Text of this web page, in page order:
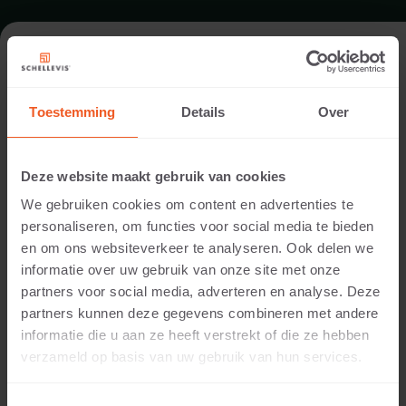
Toestemming Details Over
Deze website maakt gebruik van cookies
We gebruiken cookies om content en advertenties te
personaliseren, om functies voor social media te bieden
en om ons websiteverkeer te analyseren. Ook delen we
informatie over uw gebruik van onze site met onze
partners voor social media, adverteren en analyse. Deze
partners kunnen deze gegevens combineren met andere
informatie die u aan ze heeft verstrekt of die ze hebben
verzameld op basis van uw gebruik van hun services.
OPRIT IN GENDT
Architect:
Locatie:
Gendt
Toepassing:
Oprit
Fotografie:
Cees Rijnen
Producten:
Grootformaat tegel 100x100x8 Antraciet
Tegel 50x50x5 Antraciet